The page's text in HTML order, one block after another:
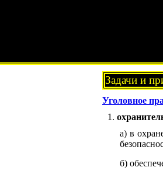
Задачи и
Уголовное
а) в
б)